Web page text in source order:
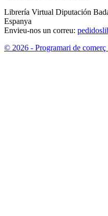
Librería Virtual Diputación
Espanya
Envieu-nos un correu:
© 2026 - Programari de